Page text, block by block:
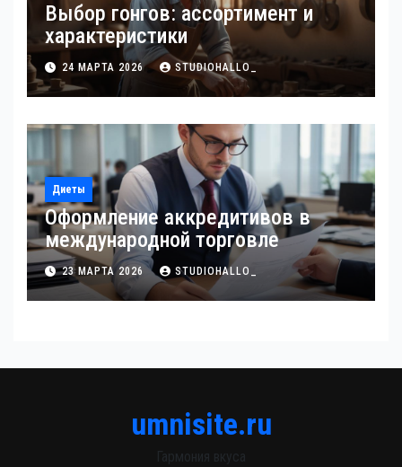
Выбор гонгов: ассортимент и
характеристики
24 МАРТА 2026 STUDIOHALLO_
Диеты
Оформление аккредитивов в
международной торговле
23 МАРТА 2026 STUDIOHALLO_
umnisite.ru
Гармония вкуса